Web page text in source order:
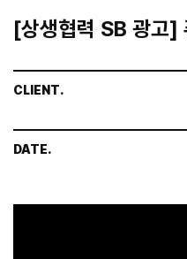
[상생협력 SB 광고]
CLIENT.
DATE.